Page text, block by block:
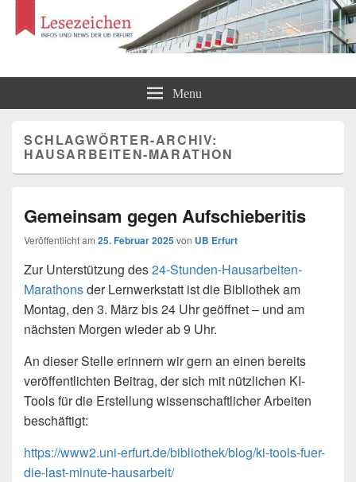
Lesezeichen Menu
SCHLAGWÖRTER-ARCHIV:
HAUSARBEITEN-MARATHON
Gemeinsam gegen Aufschieberitis
Veröffentlicht am 25. Februar 2025von UB Erfurt
Zur Unterstützung des24-Stunden-Hausarbeiten-
Marathonsder Lernwerkstatt ist die Bibliothek am
Montag, den 3. März bis 24 Uhr geöffnet – und am
nächsten Morgen wieder ab 9 Uhr.
An dieser Stelle erinnern wir gern an einen bereits
veröffentlichten Beitrag, der sich mit nützlichen KI-
Tools für die Erstellung wissenschaftlicher Arbeiten
beschäftigt:
https://www2.uni-erfurt.de/bibliothek/blog/ki-tools-fuer-
die-last-minute-hausarbeit/